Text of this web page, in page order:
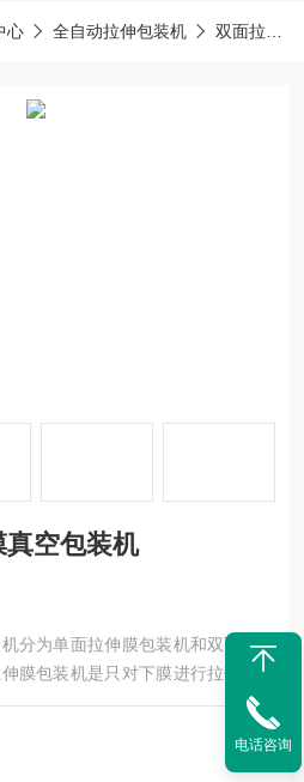
心 全自动拉伸包装机 双面拉伸真空包装机
空包装机
分为单面拉伸膜包装机和双面拉伸
膜包装机是只对下膜进行拉伸，而
进行拉伸
电话咨询